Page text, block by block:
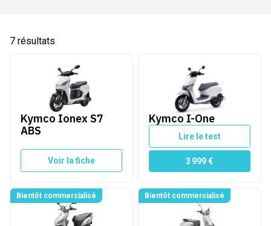
7 résultats
Kymco Ionex S7 ABS
Kymco Ionex S7
ABS
Voir la fiche
Kymco I-One
Kymco I-One
Lire le test
3 999€
Kymco Nice EV
Bientôt commercialisé
Kymco Like EV
Bientôt commercialisé